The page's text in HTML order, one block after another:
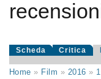
Scheda Critica
Home » Film » 2016 »